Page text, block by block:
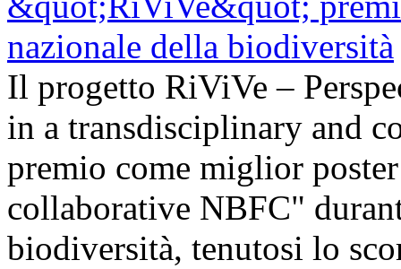
Il progetto RiViVe –
in a transdisciplinary and
premio come miglior
collaborative NBFC"
biodiversità, tenutosi lo